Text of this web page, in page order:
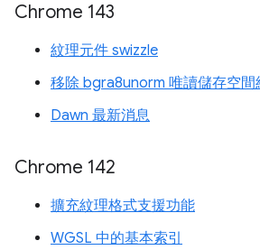
Chrome 143
紋理元件 swizzle
移除 bgra8unorm 唯讀儲存空間
Dawn 最新消息
Chrome 142
擴充紋理格式支援功能
WGSL 中的基本索引